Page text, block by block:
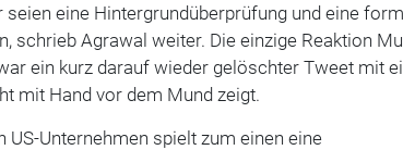
seien eine Hintergrundüberprüfung und eine
schrieb Agrawal weiter. Die einzige Reaktion
ein kurz darauf wieder gelöschter Tweet mit
mit Hand vor dem Mund zeigt.
US-Unternehmen spielt zum einen eine